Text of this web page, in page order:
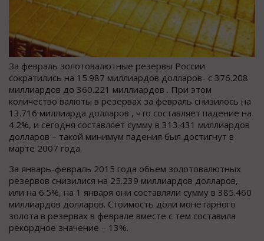
За февраль золотовалютные резервы России
сократились на 15.987 миллиардов долларов- с 376.208
миллиардов до 360.221 миллиардов . При этом
количество валюты в резервах за февраль снизилось на
13.716 миллиарда долларов , что составляет падение на
4.2%, и сегодня составляет сумму в 313.431 миллиардов
долларов – такой минимум падения был достигнут в
марте 2007 года.
За январь-февраль 2015 года обьем золотовалютных
резервов снизилися на 25.239 миллиардов долларов,
или на 6.5%, на 1 января они составляли сумму в 385.460
миллиардов долларов. Стоимость доли монетарного
золота в резервах в феврале вместе с тем составила
рекордное значение – 13%.